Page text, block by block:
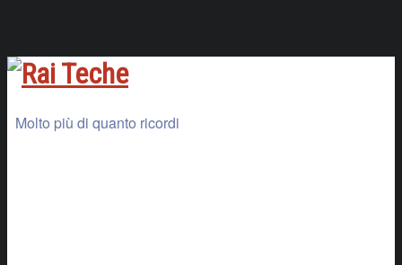
Molto più di quanto ricordi